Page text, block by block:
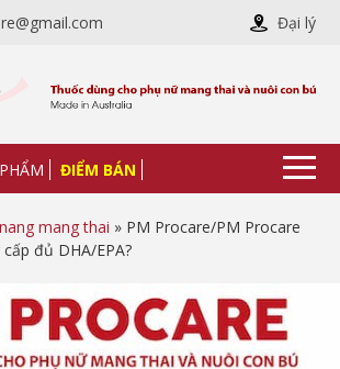
Đại lý
ĐIỂM BÁN
mang thai » PM Procare/PM Procare
đủ DHA/EPA?